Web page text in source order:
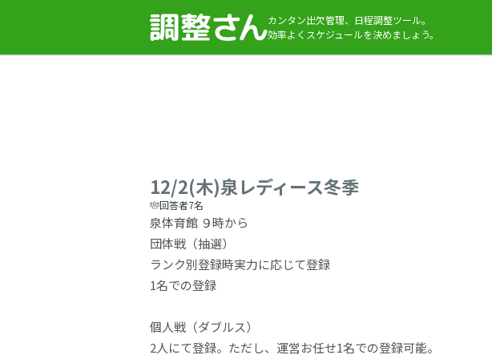
カンタン出欠管理、日程調整ツール。
効率よくスケジュールを決めましょう。
12/2(木)泉レディース冬季
回答者7名
泉体育館 ９時から
団体戦（抽選）
ランク別登録時実力に応じて登録
1名での登録
個人戦（ダブルス）
2人にて登録。ただし、運営お任せ1名での登録可能。